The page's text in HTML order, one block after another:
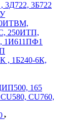
3Д722, 3Б722
250ИТП,
1И611ПФ1
, 1Б240-6К,
165
CU760,